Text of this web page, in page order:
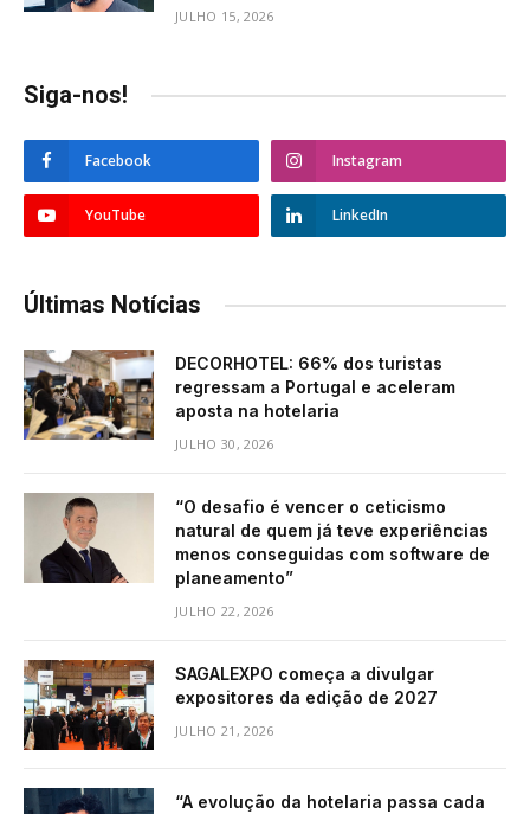
JULHO 15, 2026
Siga-nos!
Facebook Instagram
YouTube LinkedIn
Últimas Notícias
DECORHOTEL: 66% dos turistas
regressam a Portugal e aceleram
aposta na hotelaria
JULHO 30, 2026
“O desafio é vencer o ceticismo
natural de quem já teve experiências
menos conseguidas com software de
planeamento”
JULHO 22, 2026
SAGALEXPO começa a divulgar
expositores da edição de 2027
JULHO 21, 2026
“A evolução da hotelaria passa cada